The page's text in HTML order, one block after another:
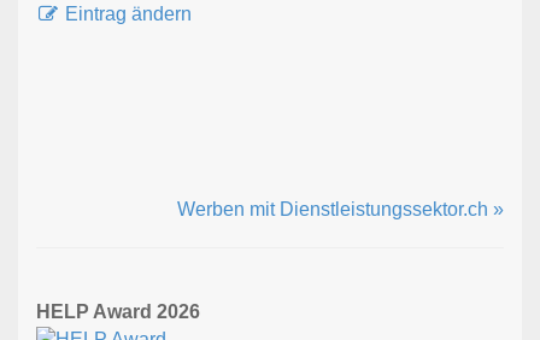
Eintrag ändern
Werben mit Dienstleistungssektor.ch »
HELP Award 2026